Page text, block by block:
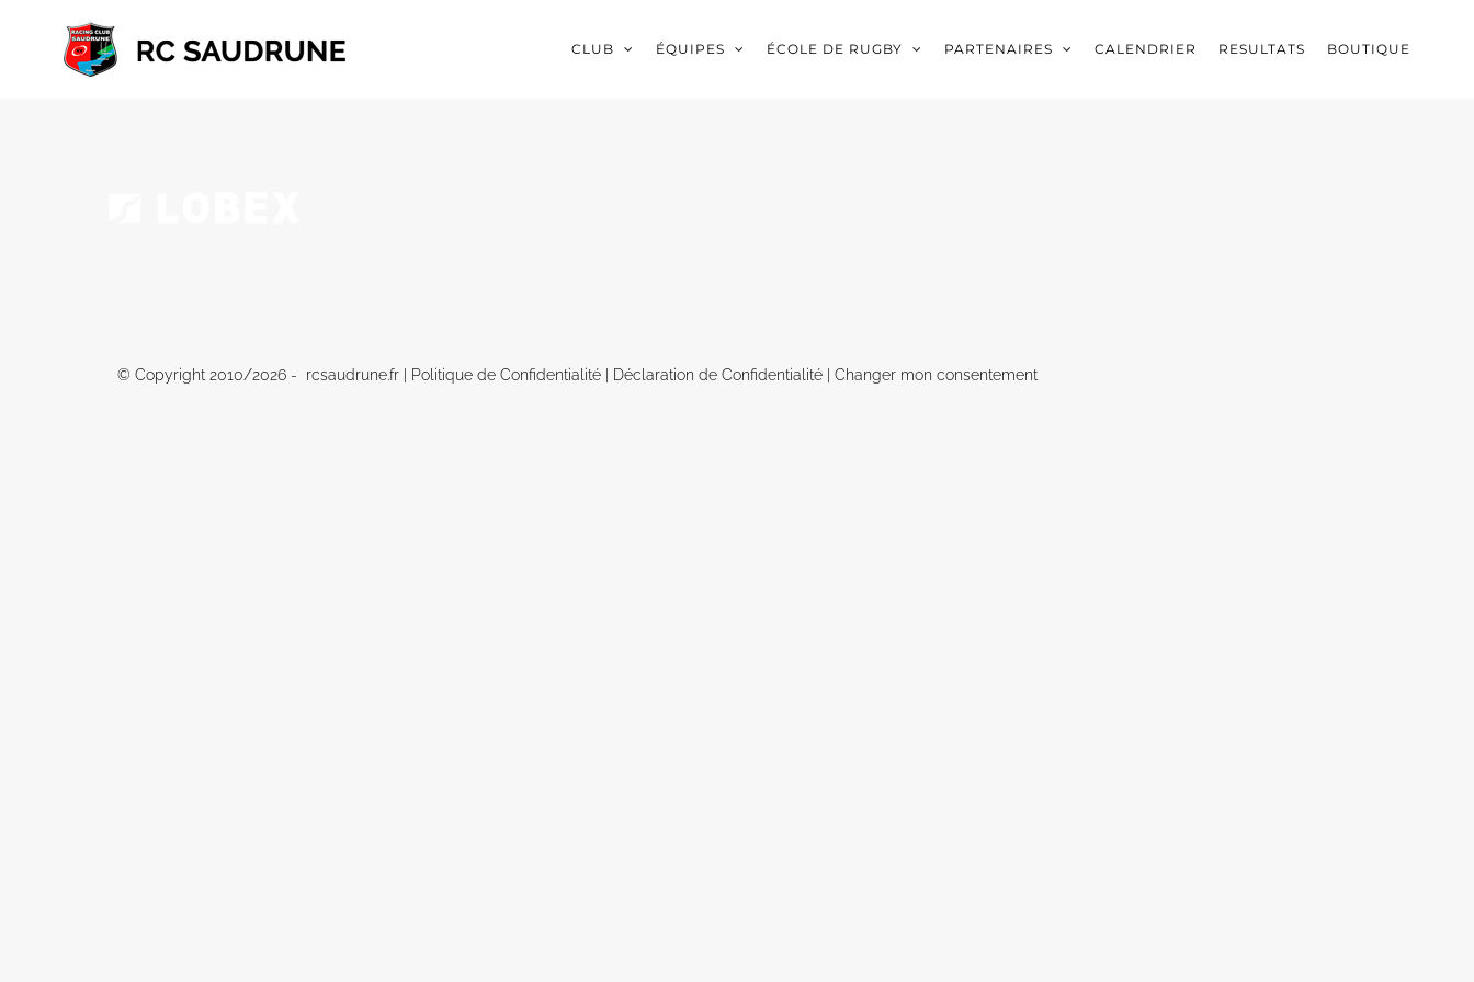
contenu
CLUB ÉQUIPES ÉCOLE DE RUGBY PARTENAIRES CALENDRIER RESULTATS BOUTIQUE
© Copyright 2010/2026 - rcsaudrune.fr | Politique de Confidentialité Déclaration de Confidentialité |Changer mon consentement